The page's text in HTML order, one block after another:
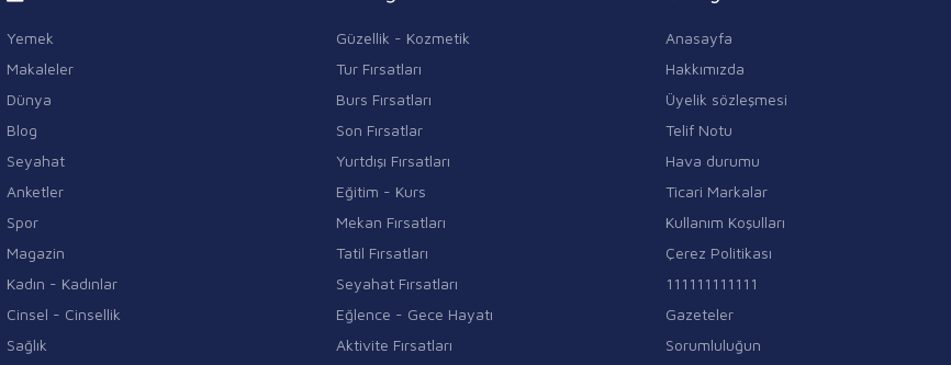
Yemek
Makaleler
Dünya
Blog
Seyahat
Anketler
Spor
Magazin
Kadın - Kadınlar
Cinsel - Cinsellik
Sağlık
Güzellik - Kozmetik
Tur Fırsatları
Burs Fırsatları
Son Fırsatlar
Yurtdışı Fırsatları
Eğitim - Kurs
Mekan Fırsatları
Tatil Fırsatları
Seyahat Fırsatları
Eğlence - Gece Hayatı
Aktivite Fırsatları
Anasayfa
Hakkımızda
Üyelik sözleşmesi
Telif Notu
Hava durumu
Ticari Markalar
Kullanım Koşulları
Çerez Politikası
111111111111
Gazeteler
Sorumluluğun